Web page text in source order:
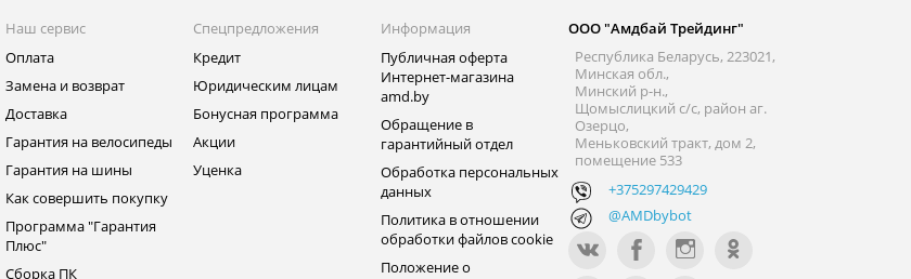
Наш сервис
Оплата
Замена и возврат
Доставка
Гарантия на велосипеды
Гарантия на шины
Как совершить покупку
Программа "Гарантия
Плюс"
Сборка ПК
Спецпредложения
Кредит
Юридическим лицам
Бонусная программа
Акции
Уценка
Информация
Публичная оферта
Интернет-магазина
amd.by
Обращение в
гарантийный отдел
Обработка персональных
данных
Политика в отношении
обработки файлов cookie
Положение о
ООО "Амдбай Трейдинг"
Республика Беларусь, 223021,
Минская обл.,
Минский р-н.,
Щомыслицкий с/с, район аг.
Озерцо,
Меньковский тракт, дом 2,
помещение 533
+375297429429
@AMDbybot